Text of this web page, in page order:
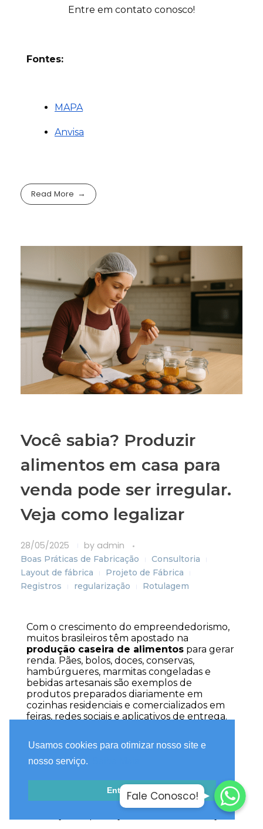
Usamos cookies para otimizar nosso site e
nosso serviço.
Entendi
Entre em contato conosco!
Fontes:
MAPA
Anvisa
Read More
Você sabia? Produzir
alimentos em casa para
venda pode ser irregular.
Veja como legalizar
28/05/2025 by admin
Boas Práticas de Fabricação
Consultoria
Layout de fábrica
Projeto de Fábrica
Registros
regularização Rotulagem
Com o crescimento do empreendedorismo,
produção caseira de alimentos para gerar
renda. Pães, bolos, doces, conservas,
hambúrgueres, marmitas congeladas e
bebidas artesanais são exemplos de
produtos preparados diariamente em
cozinhas residenciais e comercializados em
feiras, redes sociais e aplicativos de entrega.
alimentos em casa para venda, sem
seguir os requisitos legais e sanitários,
pode ser considerado uma atividade
irregular, e isso pode trazer sérios riscos para
o negócio, para o consumidor e até mesmo
para o produtor, que pode sofrer multas,
interdições e proibições de comercialização.
Fale Conosco
Fale Conosco
Fale Conosco
Fale Conosco!